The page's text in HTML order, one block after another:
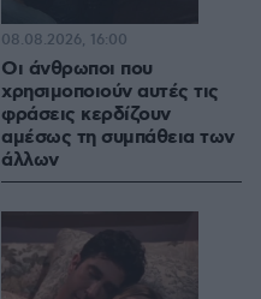
Οι άνθρωποι που
χρησιμοποιούν αυτές τις
φράσεις κερδίζουν
αμέσως τη συμπάθεια των
άλλων
08.08.2026, 16:00